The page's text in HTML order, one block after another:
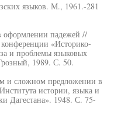
языков. М., 1961.-281
оформлении падежей //
«Историко-
и проблемы языковых
1989. С. 50.
и сложном предложении в
истории, языка и
Дагестана». 1948. С. 75-